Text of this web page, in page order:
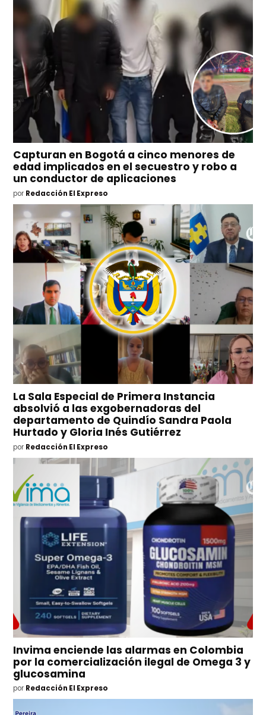
Capturan en Bogotá a cinco menores de
edad implicados en el secuestro y robo a
un conductor de aplicaciones
por Redacción El Expreso
La Sala Especial de Primera Instancia
absolvió a las exgobernadoras del
departamento de Quindío Sandra Paola
Hurtado y Gloria Inés Gutiérrez
por Redacción El Expreso
Invima enciende las alarmas en Colombia
por la comercialización ilegal de Omega 3 y
glucosamina
por Redacción El Expreso